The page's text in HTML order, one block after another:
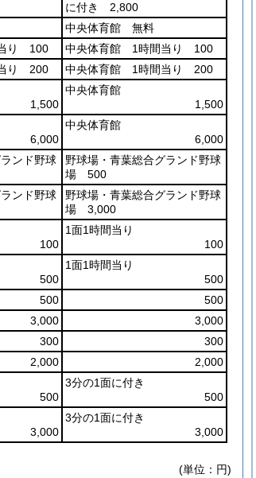
に付き 2,800
中央体育館 無料
り 100
中央体育館 1時間当り 100
り 200
中央体育館 1時間当り 200
1,500
中央体育館
1,500
6,000
中央体育館
6,000
ンド野球
野球場・青葉総合グランド野球
場 500
ンド野球
野球場・青葉総合グランド野球
場 3,000
100
1面1時間当り
100
500
1面1時間当り
500
500
500
3,000
3,000
300
300
2,000
2,000
500
3分の1面に付き
500
3,000
3分の1面に付き
3,000
(単位：円)